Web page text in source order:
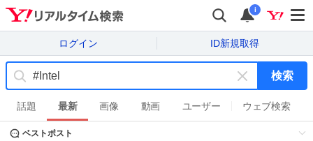
i
ログイン ID新規取得
キ
ー
ワ
検索
話題 最新 画像 動画 ユーザー ウェブ検索
ベストポスト